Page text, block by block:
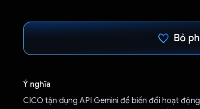
Bỏ
Ý nghĩa
CICO tận dụng API Gemini để biến đổi hoạt